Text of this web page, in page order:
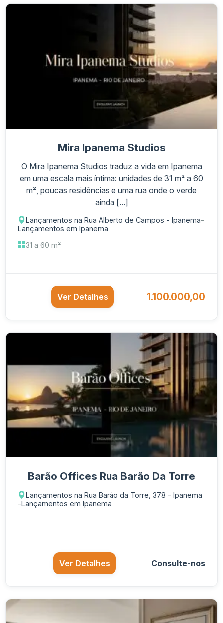
Mira Ipanema Studios
O Mira Ipanema Studios traduz a vida em Ipanema
em uma escala mais íntima: unidades de 31 m² a 60
m², poucas residências e uma rua onde o verde
ainda [...]
Lançamentos na Rua Alberto de Campos - Ipanema-
Lançamentos em Ipanema
31 a 60 m²
Ver Detalhes 1.100.000,00
Barão Offices Rua Barão Da Torre
Lançamentos na Rua Barão da Torre, 378 – Ipanema
-Lançamentos em Ipanema
Ver Detalhes Consulte-nos